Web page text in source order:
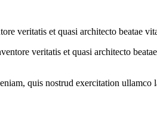
veritatis et quasi architecto beatae
veritatis et quasi architecto
quis nostrud exercitation ullamco